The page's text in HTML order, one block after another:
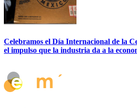
Celebramos el Día Internacional de la
el impulso que la industria da a la